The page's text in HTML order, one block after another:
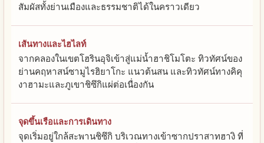
สัมผัสทั้งย่านเมืองและธรรมชาติได้ในคราวเดียว
เส้นทางและไฮไลท์
จากคลองในเขตโฮรินอุจิเข้าสู่แม่น้ำฮาชิโมโตะ ทิวทัศน์ของ
ย่านคฤหาสน์ซามูไรฮิยาโกะ แนวต้นสน และทิวทัศน์ทางคิคุ
งาฮามะและภูเขาชิซึกิแผ่ต่อเนื่องกัน
จุดขึ้นเรือและการเดินทาง
จุดเริ่มอยู่ใกล้สะพานชิซึกิ บริเวณทางเข้าซากปราสาทฮางิ ที่